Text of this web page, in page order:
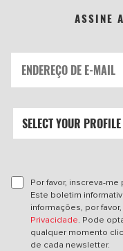
ASSINE
Por favor, inscreva-
Este boletim
informações, por
Privacidade. Pode
qualquer momento
de cada newsletter.